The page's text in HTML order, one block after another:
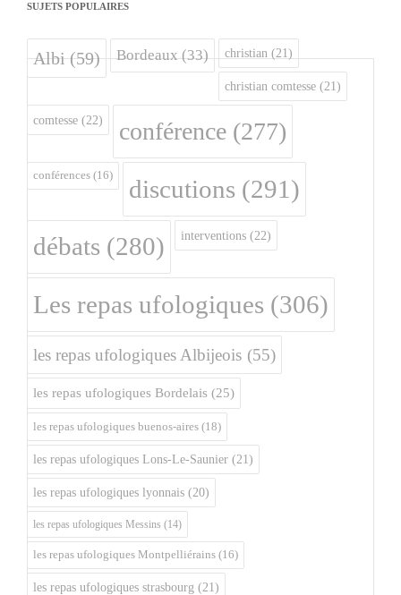
SUJETS POPULAIRES
Albi(59) Bordeaux(33) christian (21)
christian comtesse (21)
comtesse (22) conférence (277)
conférences (16) discutions (291)
débats (280) interventions (22)
Les repas ufologiques (306)
les repas ufologiques Albijeois (55)
les repas ufologiques Bordelais (25)
les repas ufologiques buenos-aires (18)
les repas ufologiques Lons-Le-Saunier (21)
les repas ufologiques lyonnais (20)
les repas ufologiques Messins (14)
les repas ufologiques Montpelliérains (16)
les repas ufologiques strasbourg (21)